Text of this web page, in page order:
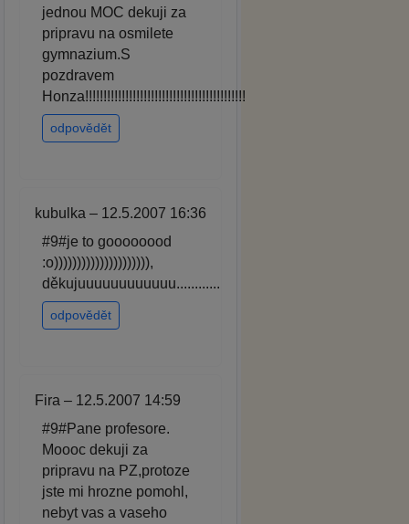
jednou MOC dekuji za
pripravu na osmilete
gymnazium.S
pozdravem
Honza!!!!!!!!!!!!!!!!!!!!!!!!!!!!!!!!!!!!!!!!!!!!
odpovědět
kubulka – 12.5.2007 16:36
#9#je to goooooood
:o))))))))))))))))))))),
děkujuuuuuuuuuuuu............
odpovědět
Fira – 12.5.2007 14:59
#9#Pane profesore.
Moooc dekuji za
pripravu na PZ,protoze
jste mi hrozne pomohl,
nebyt vas a vaseho